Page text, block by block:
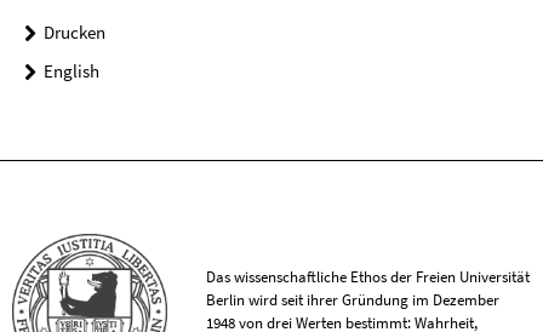
Drucken
English
Das wissenschaftliche Ethos der Freien Universität
Berlin wird seit ihrer Gründung im Dezember
1948 von drei Werten bestimmt: Wahrheit,